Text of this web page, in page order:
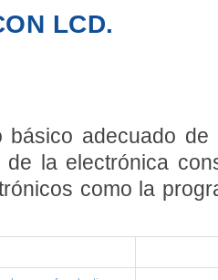
LCD.
adecuado
la electrónica
como la